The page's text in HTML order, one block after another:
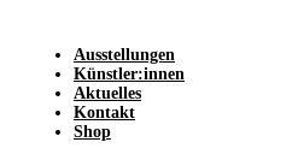
Ausstellungen
Künstler:innen
Aktuelles
Kontakt
Shop